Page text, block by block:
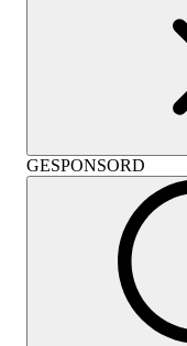
GESPONSORD